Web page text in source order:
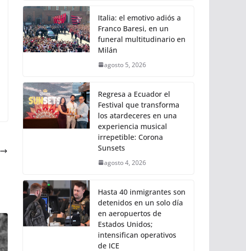
Italia: el emotivo adiós a
Franco Baresi, en un
funeral multitudinario en
Milán
agosto 5, 2026
Regresa a Ecuador el
Festival que transforma
los atardeceres en una
experiencia musical
irrepetible: Corona
Sunsets
agosto 4, 2026
Hasta 40 inmigrantes son
detenidos en un solo día
en aeropuertos de
Estados Unidos;
intensifican operativos
de ICE